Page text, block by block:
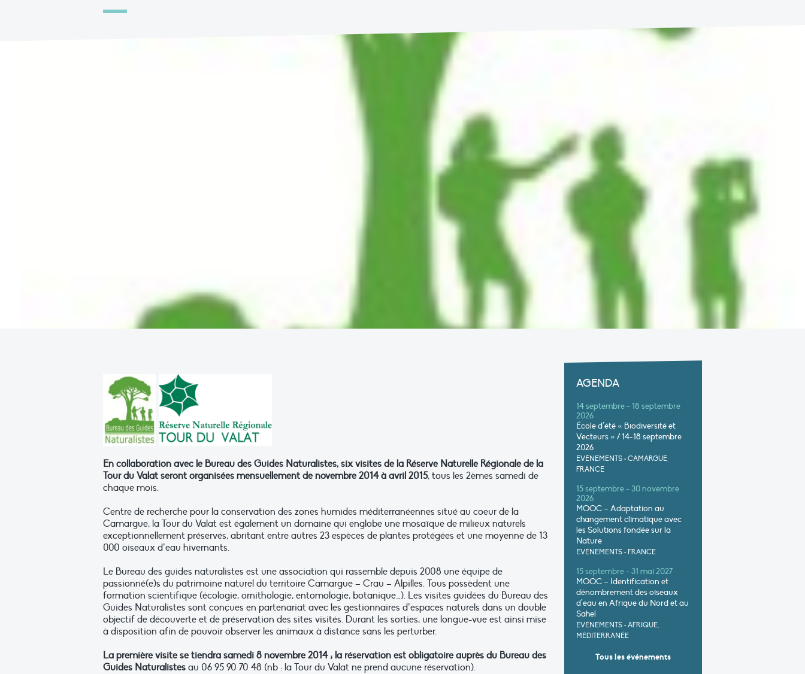
En collaboration avec le Bureau des Guides Naturalistes, six visites dela Réserve Naturelle Régionale de la
Tour du Valat seront organisées mensuellement de novembre 2014 à avril 2015, tous les 2èmes samedi de
chaque mois.
Centre de recherche pour la conservation des zones humides méditerranéennes situé au coeur de la
Camargue, la Tour du Valat est également un domaine qui englobe une mosaïque de milieux naturels
exceptionnellement préservés, abritant entre autres 23 espèces de plantes protégées et une moyenne de 13
000 oiseaux d’eau hivernants.
Le Bureau des guides naturalistes est une association qui rassemble depuis 2008 une équipe de
passionné(e)s du patrimoine naturel du territoire Camargue – Crau – Alpilles. Tous possèdent une
formation scientifique (écologie, ornithologie, entomologie, botanique…). Les visites guidées du Bureau des
Guides Naturalistes sont conçues en partenariat avec les gestionnaires d’espaces naturels dans un double
objectif de découverte et de préservation des sites visités. Durant les sorties, une longue-vue est ainsi mise
à disposition afin de pouvoir observer les animaux à distance sans les perturber.
La première visite se tiendra samedi 8 novembre 2014 ; la réservation est obligatoire auprès du Bureau des
Guides Naturalistes au 06 95 90 70 48 (nb : la Tour du Valat ne prend aucune réservation).
AGENDA
14 septembre - 18 septembre
2026
École d’été « Biodiversité et
Vecteurs » / 14-18 septembre
2026
EVÉNEMENTS • CAMARGUE,
FRANCE
15 septembre - 30 novembre
2026
MOOC – Adaptation au
changement climatique avec
les Solutions fondée sur la
Nature
EVÉNEMENTS • FRANCE
15 septembre - 31 mai 2027
MOOC – Identification et
dénombrement des oiseaux
d’eau en Afrique du Nord et au
Sahel
EVÉNEMENTS • AFRIQUE,
MÉDITERRANÉE
Tous les événements